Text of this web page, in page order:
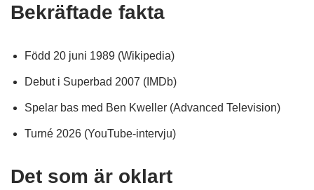
Bekräftade fakta
Född 20 juni 1989 (Wikipedia)
Debut i Superbad 2007 (IMDb)
Spelar bas med Ben Kweller (Advanced Television)
Turné 2026 (YouTube-intervju)
Det som är oklart